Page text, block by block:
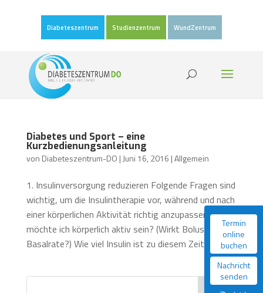
Termin
online
buchen
Nachricht
senden
Diabeteszentrum Studienzentrum WundZentrum
Diabetes und Sport – eine
Kurzbedienungsanleitung
von Diabeteszentrum-DO | Juni 16, 2016 |Allgemein
1. Insulinversorgung reduzieren Folgende Fragen sind
wichtig, um die Insulintherapie vor, während und nach
einer körperlichen Aktivität richtig anzupassen: Wann
möchte ich körperlich aktiv sein? (Wirkt Bolus- oder
Basalrate?) Wie viel Insulin ist zu diesem Zeitpunkt...